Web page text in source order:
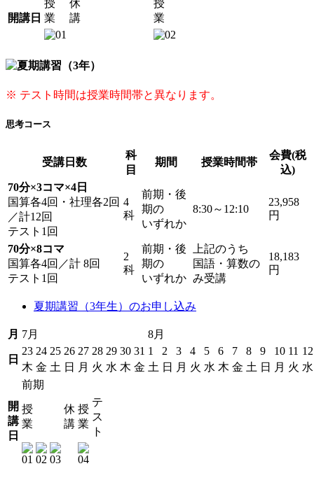
開講日
授
業
休
講
授
業
※ テスト時間は授業時間帯と異なります。
思考コース
受講日数
科
目
期間 授業時間帯
会費(税
込)
70分×3コマ×4日
国算各4回・社理各2回
／計12回
テスト1回
4
科
前期・後
期の
いずれか
8:30～12:10
23,958
円
70分×8コマ
国算各4回／計 8回
テスト1回
2
科
前期・後
期の
いずれか
上記のうち
国語・算数の
み受講
18,183
円
夏期講習（3年生）のお申し込み
月 7月 8月
日
23 24 25 26 27 28 29 30 31 1 2 3 4 5 6 7 8 9 10 11 12
木 金 土 日 月 火 水 木 金 土 日 月 火 水 木 金 土 日 月 火 水
開
講
日
前期
授
業
休
講
授
業
テ
ス
ト